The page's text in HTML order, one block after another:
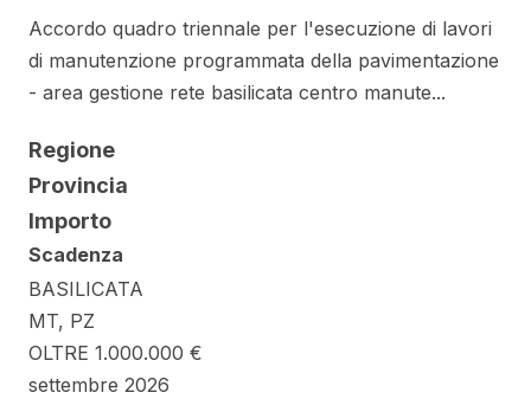
Accordo quadro triennale per l'esecuzione di lavori
di manutenzione programmata della pavimentazione
- area gestione rete basilicata centro manute...
Regione
Provincia
Importo
Scadenza
BASILICATA
MT, PZ
OLTRE 1.000.000 €
settembre 2026